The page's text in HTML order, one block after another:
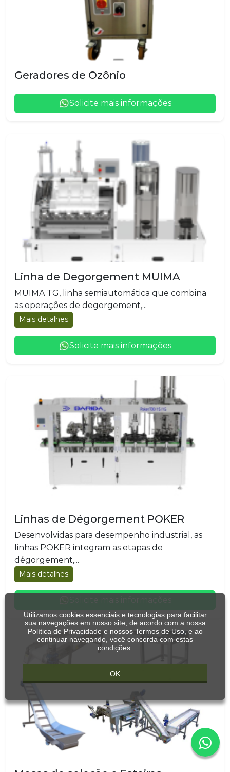
Geradores de Ozônio
Solicite mais informações
Linha de Degorgement MUIMA
MUIMA TG, linha semiautomática que combina
as operações de degorgement,...
Mais detalhes
Solicite mais informações
Linhas de Dégorgement POKER
Desenvolvidas para desempenho industrial, as
linhas POKER integram as etapas de
dégorgement,...
Mais detalhes
Utilizamos cookies essenciais e tecnologias para facilitar
sua navegações em nosso site, de acordo com a nossa
Política de Privacidadee nossos Termos de Uso, e ao
continuar navegando, você concorda com estas
condições.
OK